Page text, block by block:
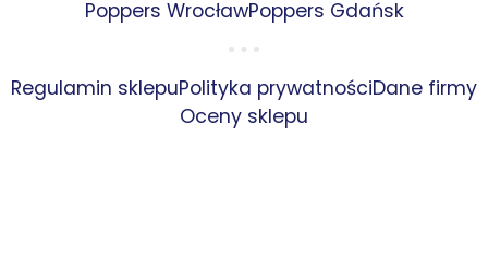
Poppers WrocławPoppers Gdańsk
Regulamin sklepuPolityka prywatnościDane firmy
Oceny sklepu